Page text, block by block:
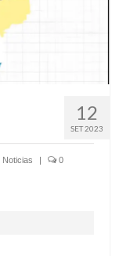
12
SET 2023
Noticias | 0